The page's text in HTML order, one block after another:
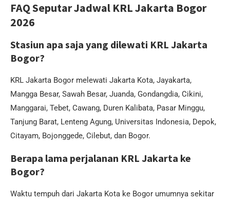
FAQ Seputar Jadwal KRL Jakarta Bogor
2026
Stasiun apa saja yang dilewati KRL Jakarta
Bogor?
KRL Jakarta Bogor melewati Jakarta Kota, Jayakarta,
Mangga Besar, Sawah Besar, Juanda, Gondangdia, Cikini,
Manggarai, Tebet, Cawang, Duren Kalibata, Pasar Minggu,
Tanjung Barat, Lenteng Agung, Universitas Indonesia, Depok,
Citayam, Bojonggede, Cilebut, dan Bogor.
Berapa lama perjalanan KRL Jakarta ke
Bogor?
Waktu tempuh dari Jakarta Kota ke Bogor umumnya sekitar